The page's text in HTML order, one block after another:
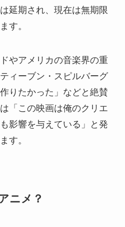
延期され、現在は無期限
す。
やアメリカの音楽界の重
ィーブン・スピルバーグ
りたかった」などと絶賛
「この映画は俺のクリエ
影響を与えている」と発
す。
ニメ？